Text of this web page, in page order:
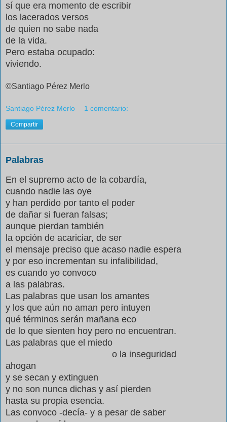
sí que era momento de escribir
los lacerados versos
de quien no sabe nada
de la vida.
Pero estaba ocupado:
viviendo.
©Santiago Pérez Merlo
Santiago Pérez Merlo 1 comentario:
Compartir
Palabras
En el supremo acto de la cobardía,
cuando nadie las oye
y han perdido por tanto el poder
de dañar si fueran falsas;
aunque pierdan también
la opción de acariciar, de ser
el mensaje preciso que acaso nadie espera
y por eso incrementan su infalibilidad,
es cuando yo convoco
a las palabras.
Las palabras que usan los amantes
y los que aún no aman pero intuyen
qué términos serán mañana eco
de lo que sienten hoy pero no encuentran.
Las palabras que el miedo
o la inseguridad
ahogan
y se secan y extinguen
y no son nunca dichas y así pierden
hasta su propia esencia.
Las convoco -decía- y a pesar de saber